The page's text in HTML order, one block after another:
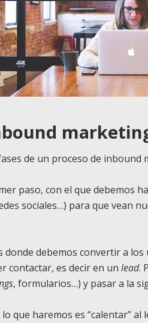
de un proceso de inbound
paso, con el que debemos
sociales…) para que vean
donde debemos convertir a
contactar, es decir en un lead.
, formularios…) y pasar a la
lo que haremos es “calentar”